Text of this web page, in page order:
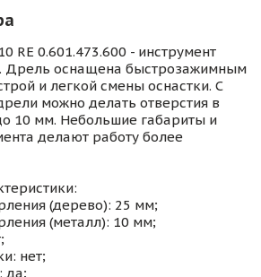
RE 0.601.473.600 - инструмент
Дрель оснащена быстрозажимным
и легкой смены оснастки. С
можно делать отверстия в
10 мм. Небольшие габариты и
делают работу более
(дерево): 25 мм;
(металл): 10 мм;
нет;
да;